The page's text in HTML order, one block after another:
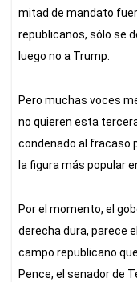
mitad de mandato
republicanos, sólo se
luego no a Trump.
Pero muchas voces
no quieren esta
condenado al fracaso
la figura más popular
Por el momento, el
derecha dura, parece
campo republicano
Pence, el senador de